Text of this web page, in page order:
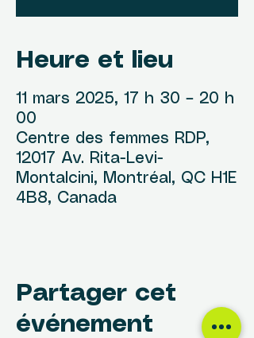
Heure et lieu
11 mars 2025, 17 h 30 – 20 h
00
Centre des femmes RDP,
12017 Av. Rita-Levi-
Montalcini, Montréal, QC H1E
4B8, Canada
Partager cet
événement